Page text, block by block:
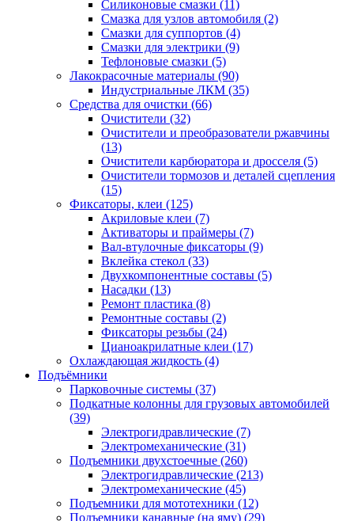
Силиконовые смазки (11)
Смазка для узлов автомобиля (2)
Смазки для суппортов (4)
Смазки для электрики (9)
Тефлоновые смазки (5)
Лакокрасочные материалы (90)
Индустриальные ЛКМ (35)
Средства для очистки (66)
Очистители (32)
Очистители и преобразователи ржавчины
(13)
Очистители карбюратора и дросселя (5)
Очистители тормозов и деталей сцепления
(15)
Фиксаторы, клеи (125)
Акриловые клеи (7)
Активаторы и праймеры (7)
Вал-втулочные фиксаторы (9)
Вклейка стекол (33)
Двухкомпонентные составы (5)
Насадки (13)
Ремонт пластика (8)
Ремонтные составы (2)
Фиксаторы резьбы (24)
Цианоакрилатные клеи (17)
Охлаждающая жидкость (4)
Подъёмники
Парковочные системы (37)
Подкатные колонны для грузовых автомобилей
(39)
Электрогидравлические (7)
Электромеханические (31)
Подъемники двухстоечные (260)
Электрогидравлические (213)
Электромеханические (45)
Подъемники для мототехники (12)
Подъемники канавные (на яму) (29)